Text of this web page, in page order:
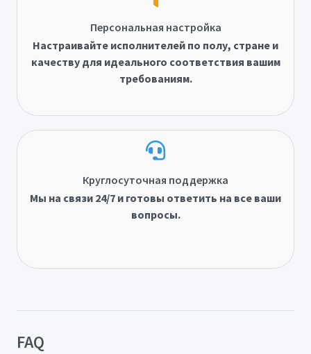
Персональная настройка
Настраивайте исполнителей по полу, стране и
качеству для идеального соответствия вашим
требованиям.
Круглосуточная поддержка
Мы на связи 24/7 и готовы ответить на все ваши
вопросы.
FAQ